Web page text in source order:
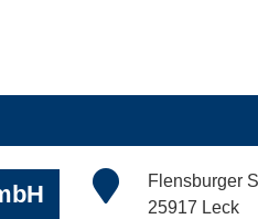
Flensburger
25917 Leck